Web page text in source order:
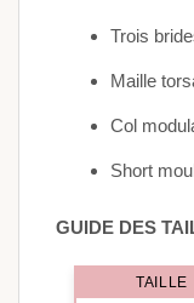
Trois
Maille
Col
Short
GUIDE DES
TAILLE